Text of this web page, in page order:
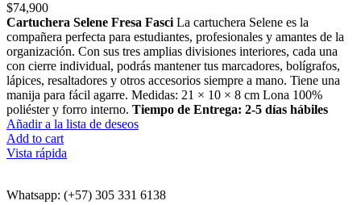
$74,900
Cartuchera Selene Fresa Fasci La cartuchera Selene es la
compañera perfecta para estudiantes, profesionales y amantes de la
organización. Con sus tres amplias divisiones interiores, cada una
con cierre individual, podrás mantener tus marcadores, bolígrafos,
lápices, resaltadores y otros accesorios siempre a mano. Tiene una
manija para fácil agarre. Medidas: 21 × 10 × 8 cm Lona 100%
poliéster y forro interno. Tiempo de Entrega: 2-5 días hábiles
Añadir a la lista de deseos
Add to cart
Vista rápida
Whatsapp: (+57) 305 331 6138